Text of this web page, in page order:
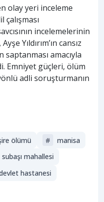
olay yeri inceleme
incelemelerinin
Yıldırım’ın cansız
amacıyla
Emniyet güçleri, ölüm
adli soruşturmanın
ölümü #
manisa
subaşı mahallesi
hastanesi